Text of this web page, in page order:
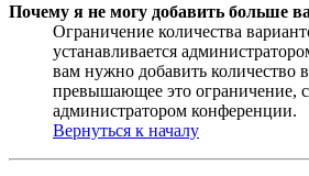
Почему я не могу добавить больше
Ограничение количества
устанавливается
вам нужно добавить количество
превышающее это ограничение,
администратором конференции.
Вернуться к началу